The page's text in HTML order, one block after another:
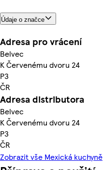
Údaje o značce
Adresa pro vrácení
Belvec
K Červenému dvoru 24
P3
ČR
Adresa distributora
Belvec
K Červenému dvoru 24
P3
ČR
Zobrazit vše Mexická kuchyně